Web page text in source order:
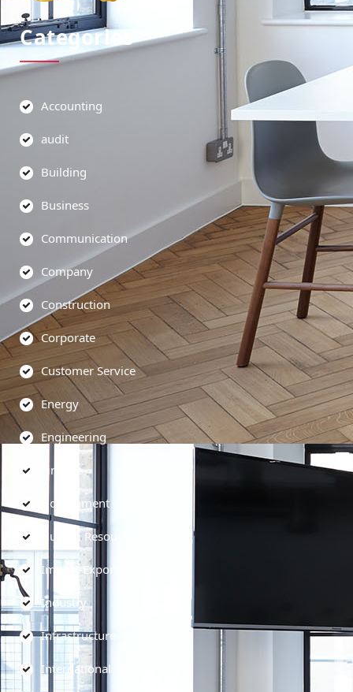
Categories
Accounting
audit
Building
Business
Communication
Company
Construction
Corporate
Customer Service
Energy
Engineering
Finance
Government
Human Resources
Import-Export
Industry
Infrastructure
International